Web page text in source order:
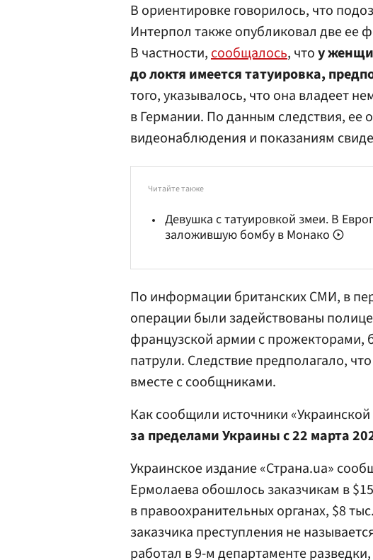
В ориентировке говорилось, что
Интерпол также опубликовал две ее
В частности,сообщалось, чтоу
до локтя имеется татуировка,
того, указывалось, что она владеет
в Германии. По данным следствия, ее
видеонаблюдения и показаниям
Читайте также
Девушка с татуировкой змеи. В
заложившую бомбу в Монако
По информации британских СМИ, в
операции были задействованы
французской армии с прожекторами,
патрули. Следствие предполагало,
вместе с сообщниками.
Как сообщили источники
за пределами Украины с 22 марта
Украинское издание «Страна.ua»
Ермолаева обошлось заказчикам в
в правоохранительных органах, $8
заказчика преступления не
работал в 9-м департаменте